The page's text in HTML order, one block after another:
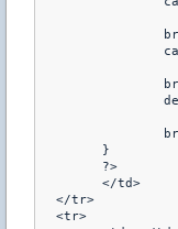
  </tr>
  <tr>